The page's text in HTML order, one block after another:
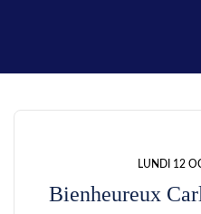
LUNDI 12
Bienheureux